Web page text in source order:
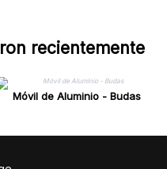
recientemente
Móvil de Aluminio - Budas